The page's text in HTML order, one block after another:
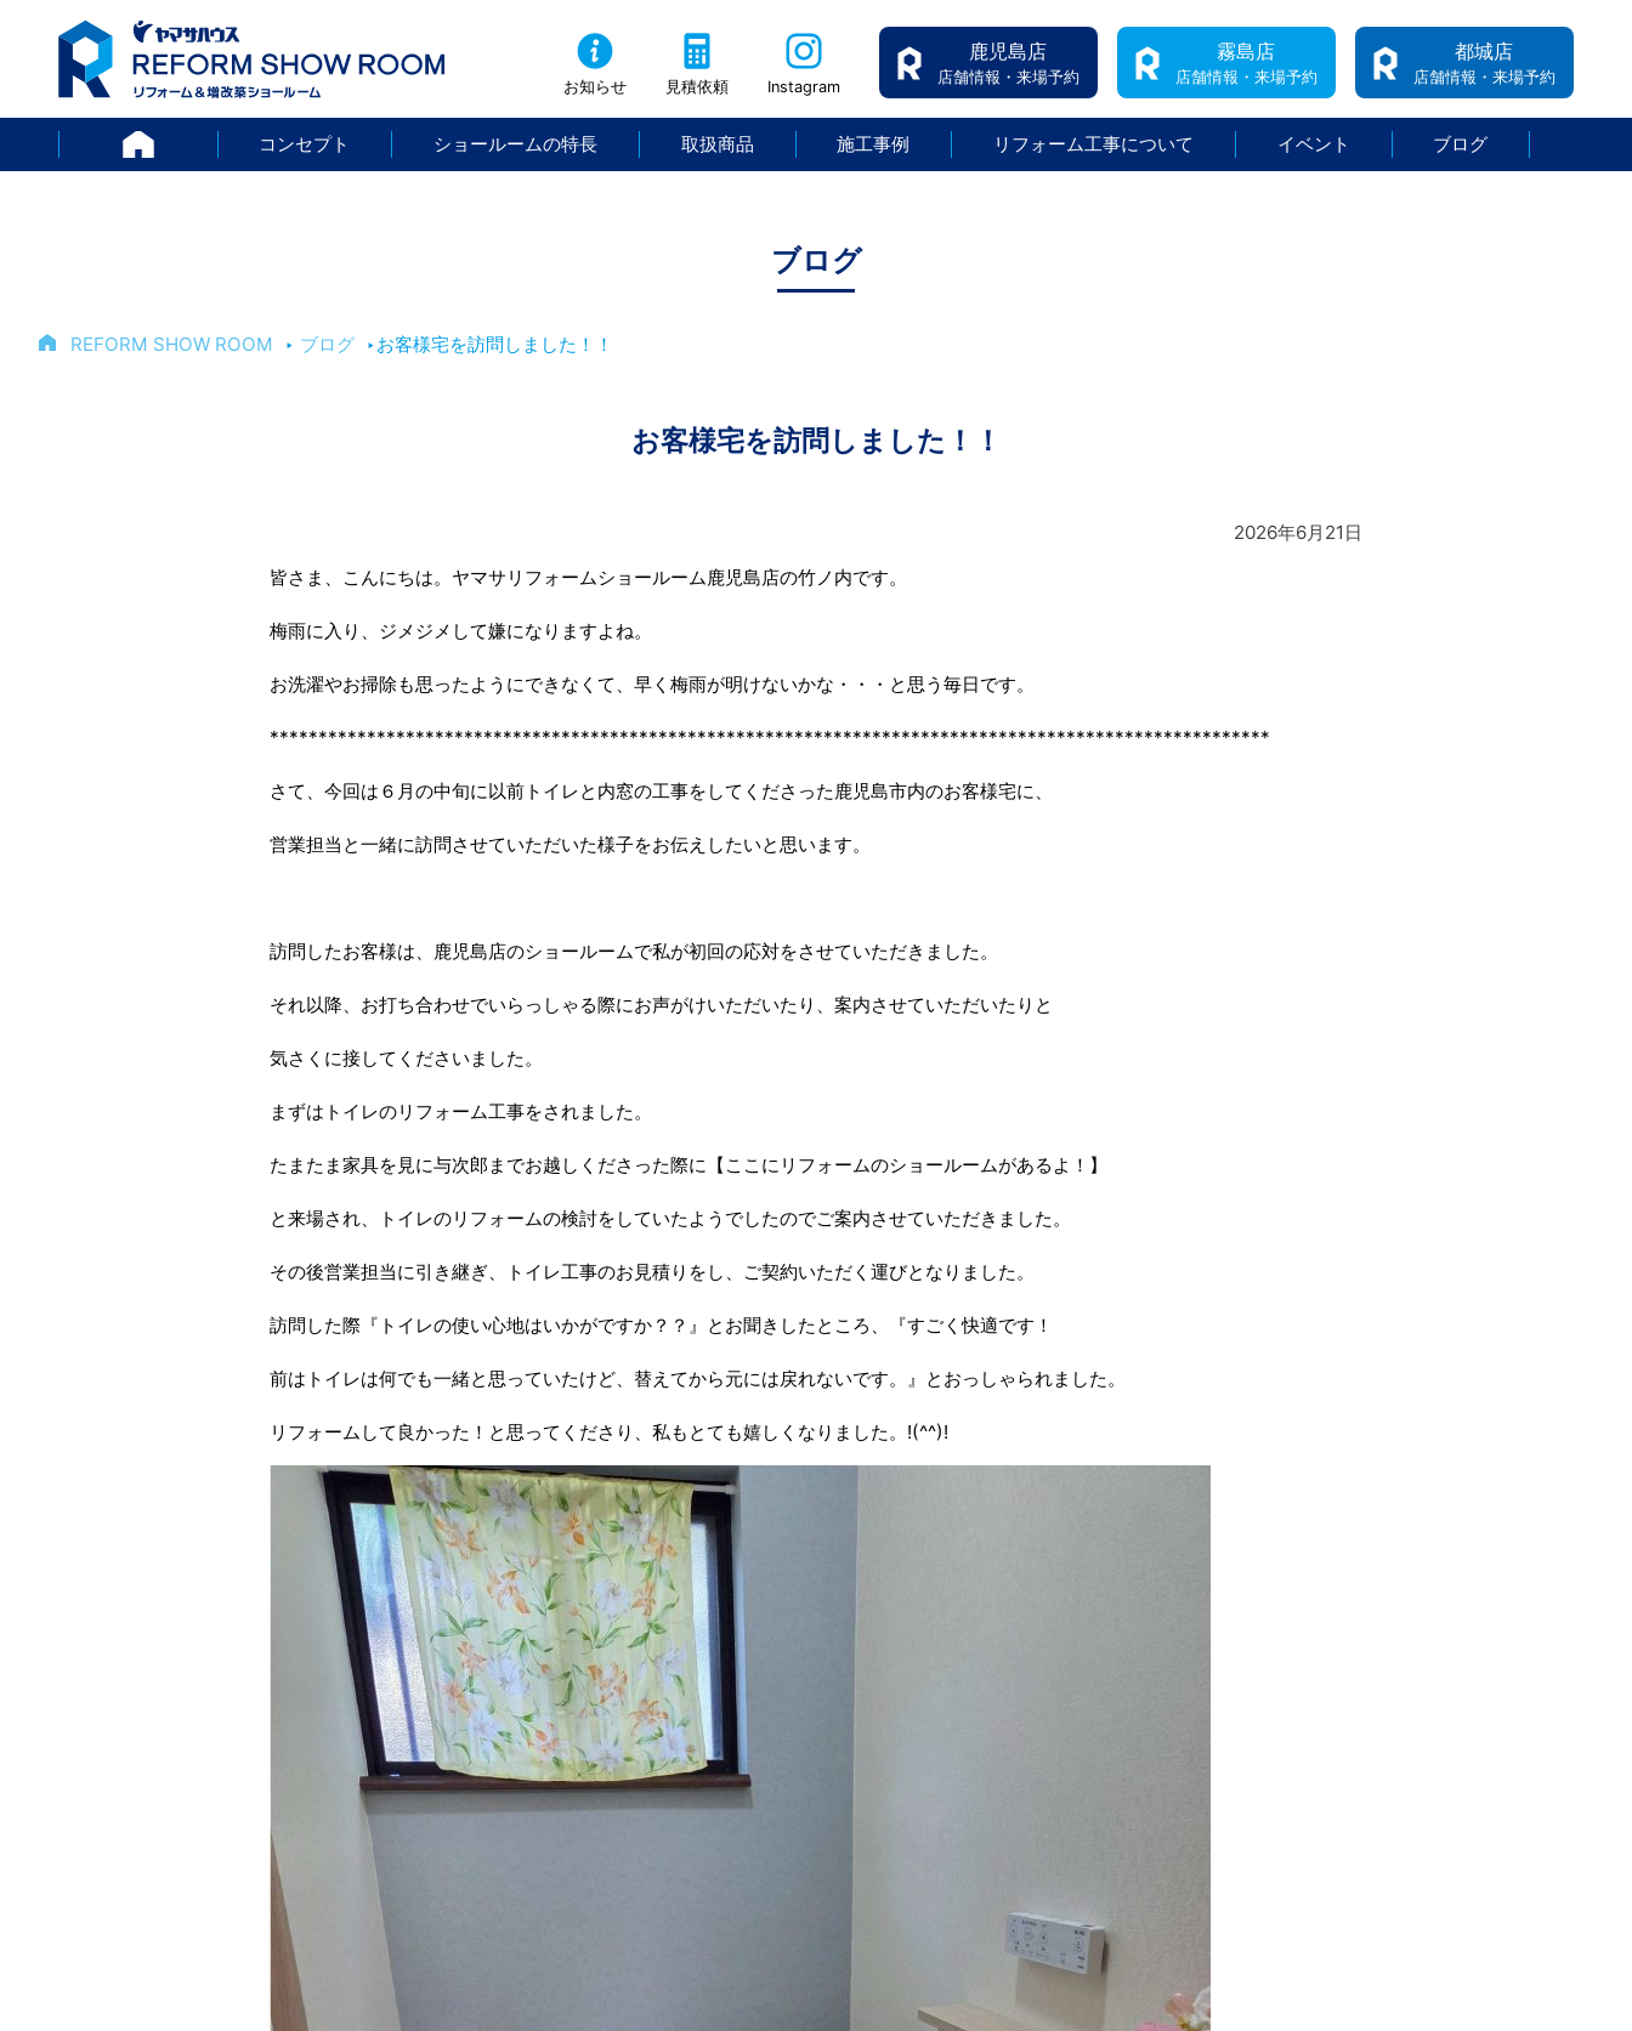
お知らせ 見積依頼 Instagram
鹿児島店
店舗情報・来場予約
霧島店
店舗情報・来場予約
都城店
店舗情報・来場予約
HOMEコンセプト ショールームの特長 取扱商品 施工事例 リフォーム工事について イベント ブログ
ブログ
REFORM SHOW ROOM ‣ ブログ ‣お客様宅を訪問しました！！
お客様宅を訪問しました！！
2026年6月21日
皆さま、こんにちは。ヤマサリフォームショールーム鹿児島店の竹ノ内です。
梅雨に入り、ジメジメして嫌になりますよね。
お洗濯やお掃除も思ったようにできなくて、早く梅雨が明けないかな・・・と思う毎日です。
*******************************************************************************************************
さて、今回は６月の中旬に以前トイレと内窓の工事をしてくださった鹿児島市内のお客様宅に、
営業担当と一緒に訪問させていただいた様子をお伝えしたいと思います。
訪問したお客様は、鹿児島店のショールームで私が初回の応対をさせていただきました。
それ以降、お打ち合わせでいらっしゃる際にお声がけいただいたり、案内させていただいたりと
気さくに接してくださいました。
まずはトイレのリフォーム工事をされました。
たまたま家具を見に与次郎までお越しくださった際に【ここにリフォームのショールームがあるよ！】
と来場され、トイレのリフォームの検討をしていたようでしたのでご案内させていただきました。
その後営業担当に引き継ぎ、トイレ工事のお見積りをし、ご契約いただく運びとなりました。
訪問した際『トイレの使い心地はいかがですか？？』とお聞きしたところ、『すごく快適です！
前はトイレは何でも一緒と思っていたけど、替えてから元には戻れないです。』とおっしゃられました。
リフォームして良かった！と思ってくださり、私もとても嬉しくなりました。!(^^)!